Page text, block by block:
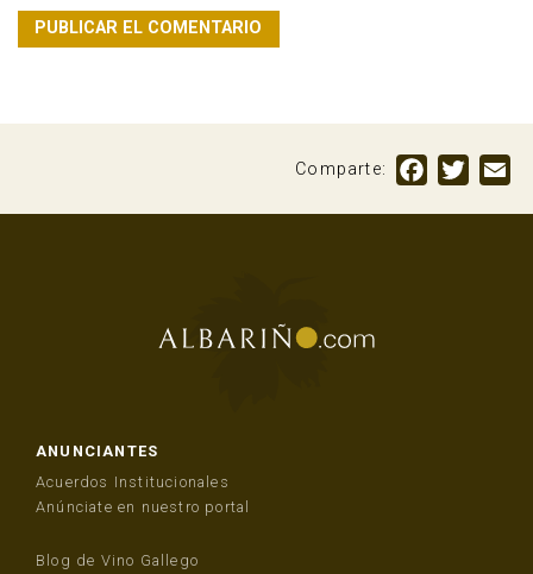
Comparte: Facebook
ANUNCIANTES
Acuerdos Institucionales
Anúnciate en nuestro portal
Blog de Vino Gallego